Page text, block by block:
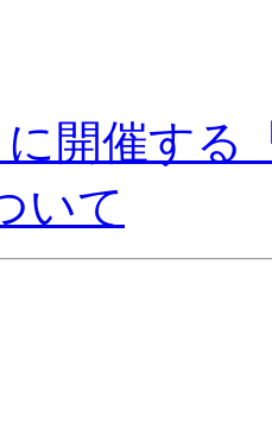
に開催する
いて